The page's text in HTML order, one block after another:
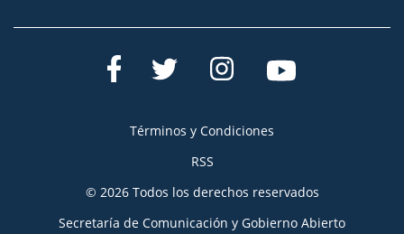
Términos y Condiciones
RSS
© 2026 Todos los derechos reservados
Secretaría de Comunicación y Gobierno Abierto